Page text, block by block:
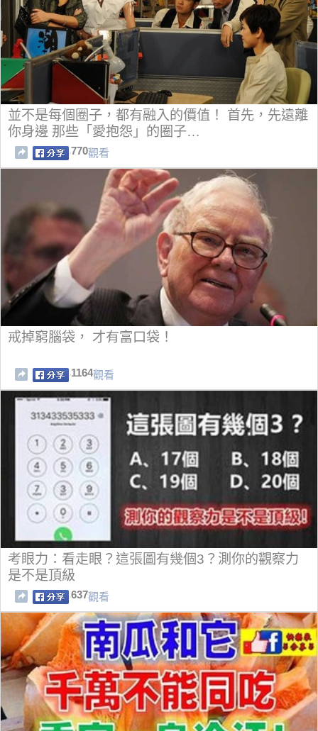
並不是每個圈子，都有融入的價值！ 首先，先遠離
你身邊 那些「愛抱怨」的圈子…
770觀看
戒掉窮腦袋， 才有富口袋！
1164觀看
考眼力：看走眼？這張圖有幾個3？測你的觀察力
是不是頂級
637觀看